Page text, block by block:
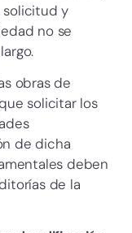
solicitud y
no se
obras de
solicitar los
de dicha
deben
de la